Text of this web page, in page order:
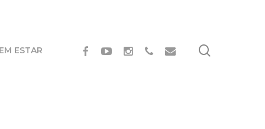
ESTAR FACEBOOKYOUTUBEINSTAGRAM
PHONEEMAIL